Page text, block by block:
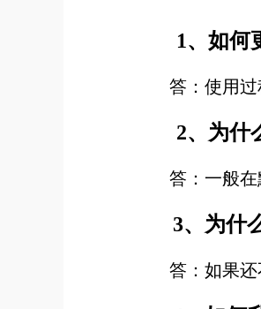
1、如何更
答：使用过程
2、为什么
答：一般在默
3、为什
答：如果还不